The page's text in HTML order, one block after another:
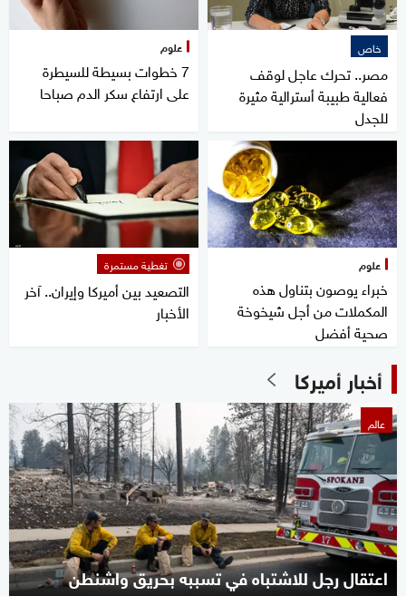
خاص
مصر.. تحرك عاجل لوقف
فعالية طبيبة أسترالية مثيرة
للجدل
علوم
7 خطوات بسيطة للسيطرة
على ارتفاع سكر الدم صباحا
علوم
خبراء يوصون بتناول هذه
المكملات من أجل شيخوخة
صحية أفضل
تغطية مستمرة
التصعيد بين أميركا وإيران.. آخر
الأخبار
أخبار أميركا
عالم
اعتقال رجل للاشتباه في تسببه بحريق واشنطن